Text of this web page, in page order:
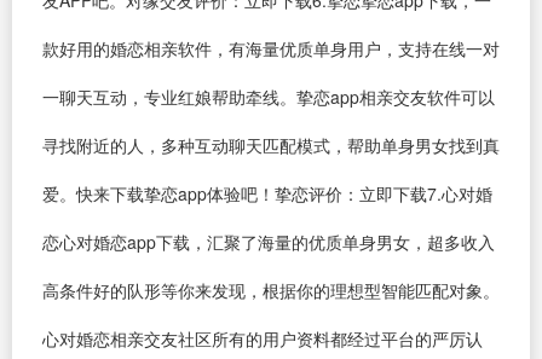
款好用的婚恋相亲软件，有海量优质单身用户，支持在线一对
一聊天互动，专业红娘帮助牵线。挚恋app相亲交友软件可以
寻找附近的人，多种互动聊天匹配模式，帮助单身男女找到真
爱。快来下载挚恋app体验吧！挚恋评价：立即下载7.心对婚
恋心对婚恋app下载，汇聚了海量的优质单身男女，超多收入
高条件好的队形等你来发现，根据你的理想型智能匹配对象。
心对婚恋相亲交友社区所有的用户资料都经过平台的严厉认